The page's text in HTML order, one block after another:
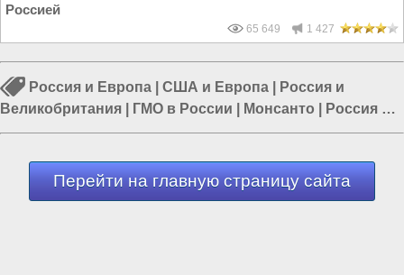
Россией
65 649 1 427
Россия и Европа США и Европа
Россия и
Великобритания
ГМО в России Монсанто
Россия и
Украина|Украина и США
Перейти на главную страницу сайта